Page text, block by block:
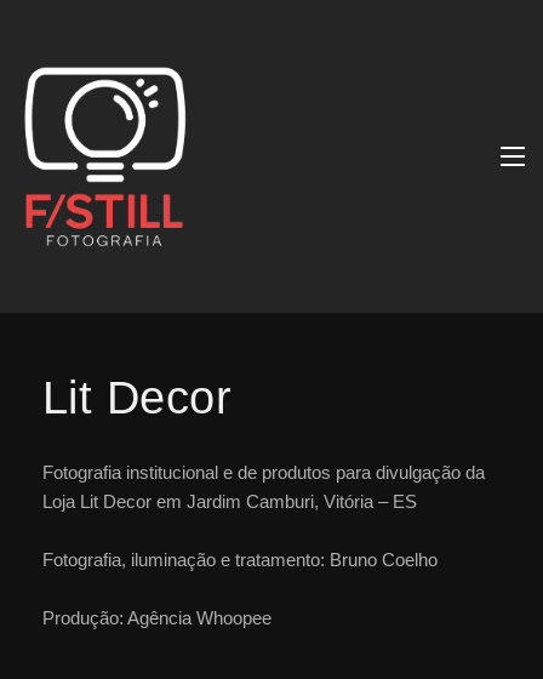
Lit Decor
Fotografia institucional e de produtos para divulgação da
Loja Lit Decor em Jardim Camburi, Vitória – ES
Fotografia, iluminação e tratamento: Bruno Coelho
Produção: Agência Whoopee